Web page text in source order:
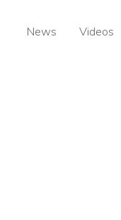
News Videos